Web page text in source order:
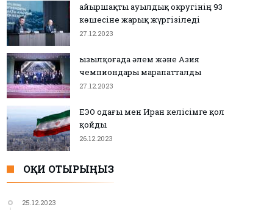
Қайыршақты ауылдық округінің 93
көшесіне жарық жүргізіледі
27.12.2023
Қызылқоғада әлем және Азия
чемпиондары марапатталды
27.12.2023
ЕЭО одағы мен Иран келісімге қол
қойды
26.12.2023
ОҚИ ОТЫРЫҢЫЗ
25.12.2023